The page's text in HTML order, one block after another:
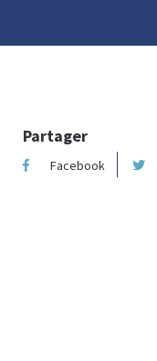
Partager
Facebook